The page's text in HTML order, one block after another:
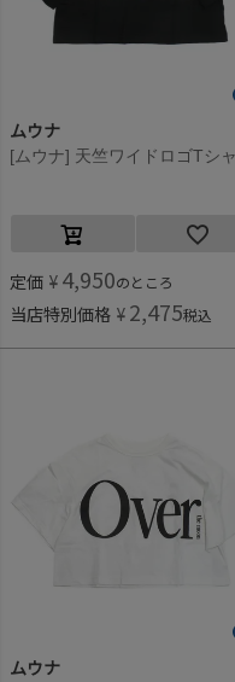
ムウナ
定価 ¥ 4,950のところ
当店特別価格 ¥ 2,475税込
ムウナ